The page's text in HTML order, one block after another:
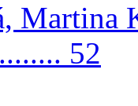
Martina
52